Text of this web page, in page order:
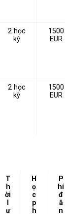
2 học
kỳ
1500
EUR
2 học
kỳ
1500
EUR
T
h
ời
ư
H
ọ
c
p
h
P
hí
đ
ă
n